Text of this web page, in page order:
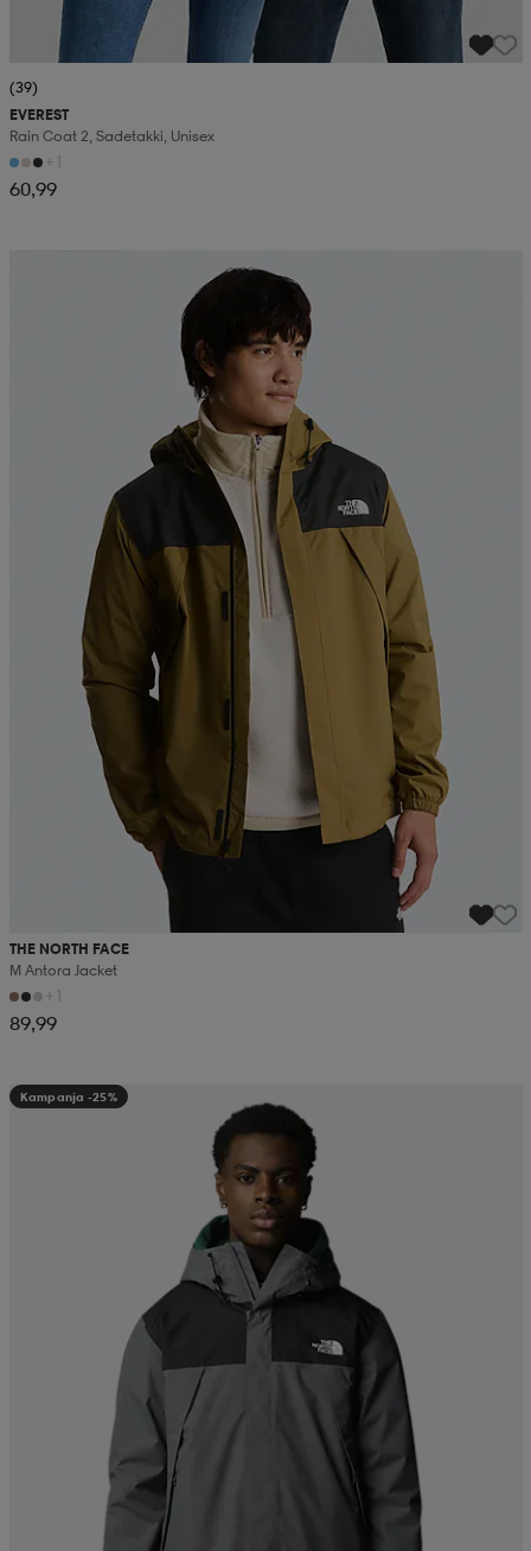
(39)
EVEREST
Rain Coat 2, Sadetakki, Unisex
+1
60,99
THE NORTH FACE
M Antora Jacket
+1
89,99
Kampanja -25%